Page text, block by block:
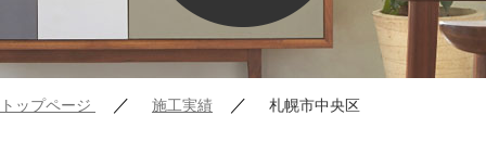
トップページ ／ 施工実績 ／ 札幌市中央区